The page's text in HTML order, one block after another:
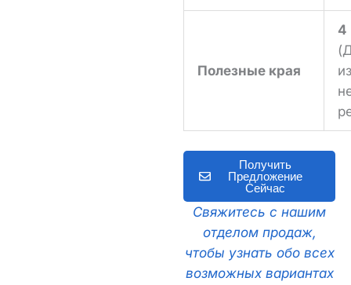
Полезные края
4
Получить
Предложение
Сейчас
Свяжитесь с нашим
отделом продаж,
чтобы узнать обо всех
возможных вариантах